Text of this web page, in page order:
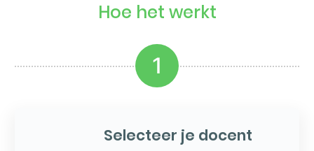
Hoe het werkt
1
Selecteer je docent